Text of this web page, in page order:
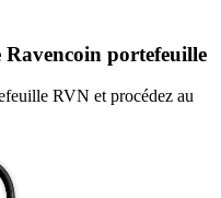
Ravencoin portefeuille
RVN et procédez au